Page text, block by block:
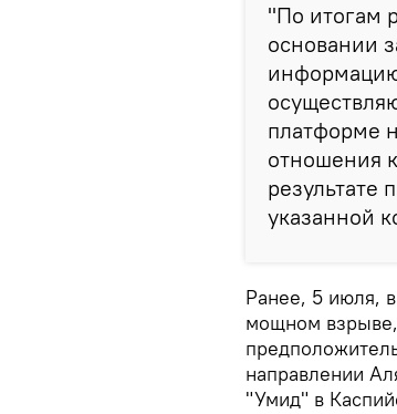
"По итогам
основании
платформе
отношения
результате
указанной
Ранее, 5 июля,
мощном
направлении
"Умид" в